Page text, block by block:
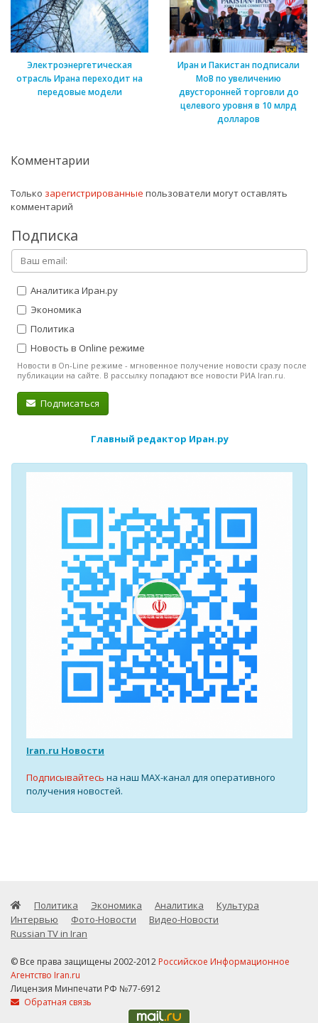
Электроэнергетическая
отрасль Ирана переходит на
передовые модели
Иран и Пакистан подписали
МоВ по увеличению
двусторонней торговли до
целевого уровня в 10 млрд
долларов
Комментарии
Только зарегистрированные пользователи могут оставлять
комментарий
Подписка
Аналитика Иран.ру
Экономика
Политика
Новость в Online режиме
Новости в On-Line режиме - мгновенное получение новости сразу после
публикации на сайте. В рассылку попадают все новости РИА Iran.ru.
Подписаться
Главный редактор Иран.ру
Iran.ru Новости
Подписывайтесь на наш MAX-канал для оперативного
получения новостей.
Политика Экономика Аналитика
Культура
Интервью
Фото-Новости
Видео-Новости
Russian TV in Iran
© Все права защищены 2002-2012 Российское Информационное
Агентство Iran.ru
Лицензия Минпечати РФ №77-6912
Обратная связь